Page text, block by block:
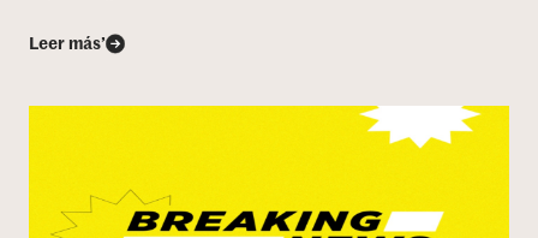
Leer más’